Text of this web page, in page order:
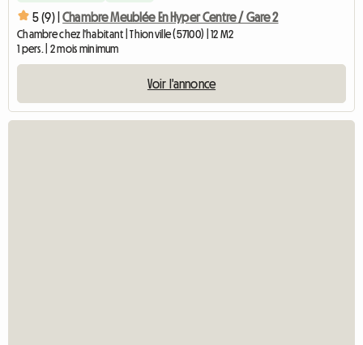
5 (9) | Chambre Meublée En Hyper Centre / Gare 2
Chambre chez l'habitant | Thionville (57100) | 12 M2
1 pers. | 2 mois minimum
Voir l'annonce